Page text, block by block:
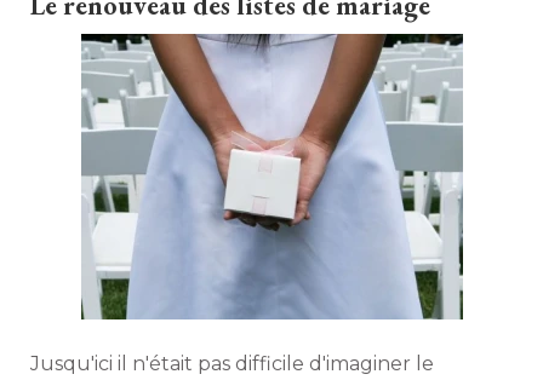
Jusqu'ici il n'était pas difficile d'imaginer le